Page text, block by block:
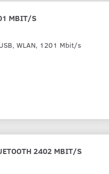
MBIT/S
WLAN, 1201 Mbit/s
2402 MBIT/S